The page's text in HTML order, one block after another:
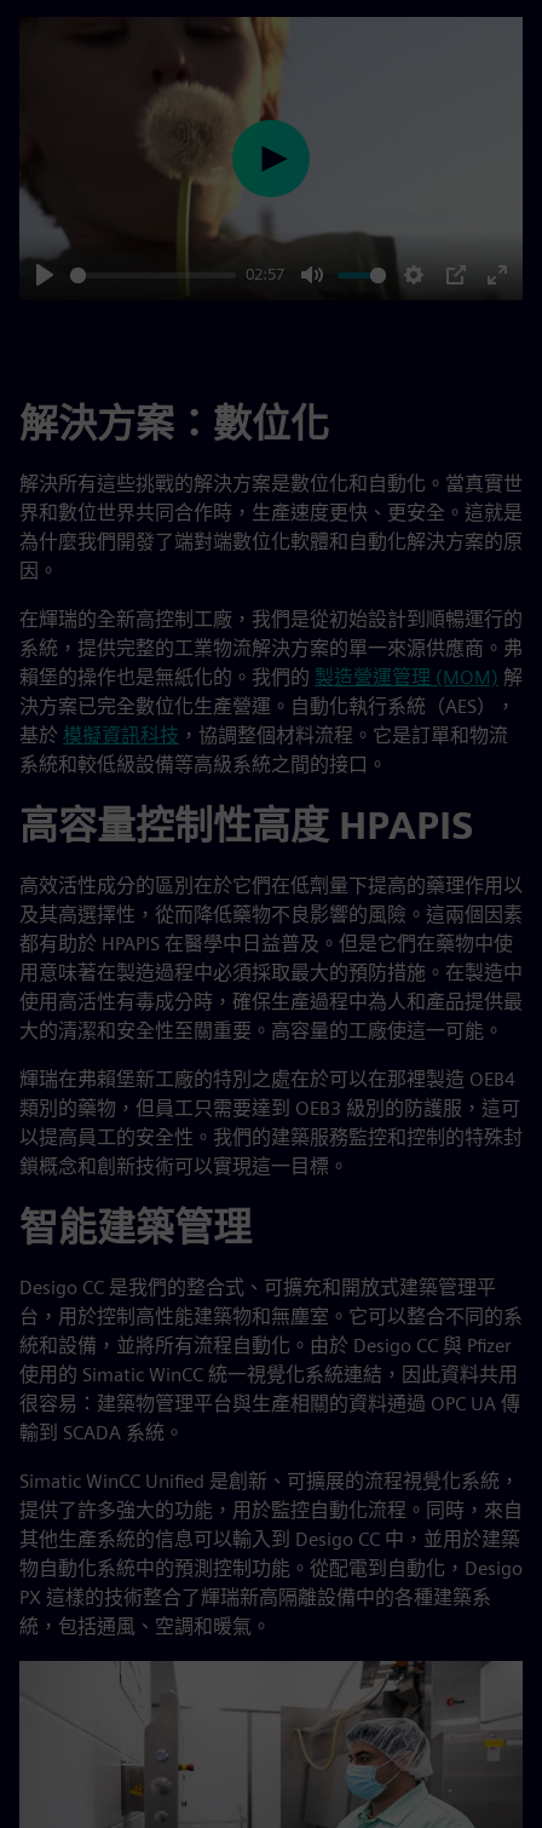
02:57
Settings
Enter
Play
解決方案：數位化
解決所有這些挑戰的解決方案是數位化和自動化。當真實世
界和數位世界共同合作時，生產速度更快、更安全。這就是
為什麼我們開發了端對端數位化軟體和自動化解決方案的原
因。
在輝瑞的全新高控制工廠，我們是從初始設計到順暢運行的
系統，提供完整的工業物流解決方案的單一來源供應商。弗
賴堡的操作也是無紙化的。我們的 製造營運管理 (MOM) 解
決方案已完全數位化生產營運。自動化執行系統（AES），
基於 模擬資訊科技 ，協調整個材料流程。它是訂單和物流
系統和較低級設備等高級系統之間的接口。
高容量控制性高度 HPAPIS
高效活性成分的區別在於它們在低劑量下提高的藥理作用以
及其高選擇性，從而降低藥物不良影響的風險。這兩個因素
都有助於 HPAPIS 在醫學中日益普及。但是它們在藥物中使
用意味著在製造過程中必須採取最大的預防措施。在製造中
使用高活性有毒成分時，確保生產過程中為人和產品提供最
大的清潔和安全性至關重要。高容量的工廠使這一可能。
輝瑞在弗賴堡新工廠的特別之處在於可以在那裡製造 OEB4
類別的藥物，但員工只需要達到 OEB3 級別的防護服，這可
以提高員工的安全性。我們的建築服務監控和控制的特殊封
鎖概念和創新技術可以實現這一目標。
智能建築管理
Desigo CC 是我們的整合式、可擴充和開放式建築管理平
台，用於控制高性能建築物和無塵室。它可以整合不同的系
統和設備，並將所有流程自動化。由於 Desigo CC 與 Pfizer
使用的 Simatic WinCC 統一視覺化系統連結，因此資料共用
很容易：建築物管理平台與生產相關的資料通過 OPC UA 傳
輸到 SCADA 系統。
Simatic WinCC Unified 是創新、可擴展的流程視覺化系統，
提供了許多強大的功能，用於監控自動化流程。同時，來自
其他生產系統的信息可以輸入到 Desigo CC 中，並用於建築
物自動化系統中的預測控制功能。從配電到自動化，Desigo
PX 這樣的技術整合了輝瑞新高隔離設備中的各種建築系
統，包括通風、空調和暖氣。